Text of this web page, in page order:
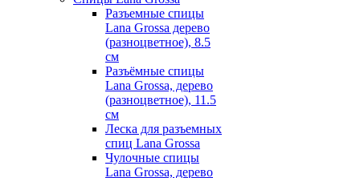
Разъемные спицы
Lana Grossa дерево
(разноцветное), 8.5
см
Разъёмные спицы
Lana Grossa, дерево
(разноцветное), 11.5
см
Леска для разъемных
спиц Lana Grossa
Чулочные спицы
Lana Grossa, дерево